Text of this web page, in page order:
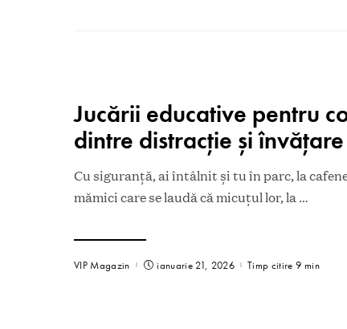
Jucării educative pentru
dintre distracție și învățare
Cu siguranță, ai întâlnit și tu în parc, la
mămici care se laudă că micuțul lor, la …
VIP Magazin ianuarie 21, 2026 Timp citire 9 min